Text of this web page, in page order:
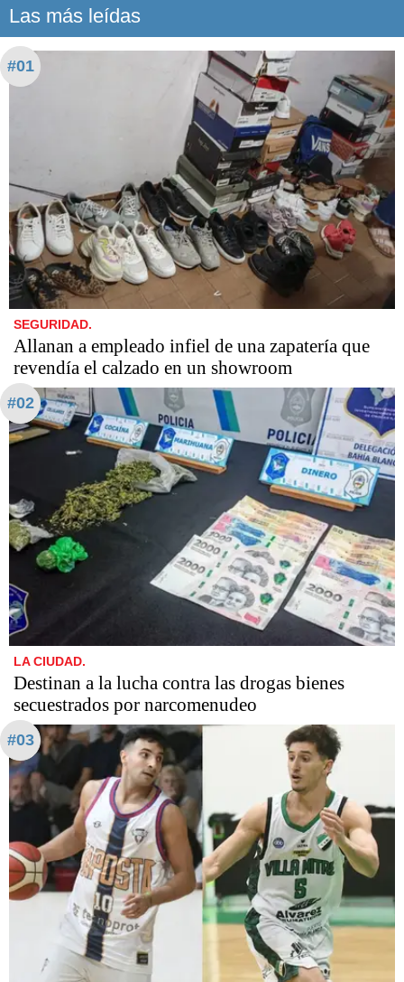
Las más leídas
#01
SEGURIDAD.
Allanan a empleado infiel de una zapatería que
revendía el calzado en un showroom
#02
LA CIUDAD.
Destinan a la lucha contra las drogas bienes
secuestrados por narcomenudeo
#03